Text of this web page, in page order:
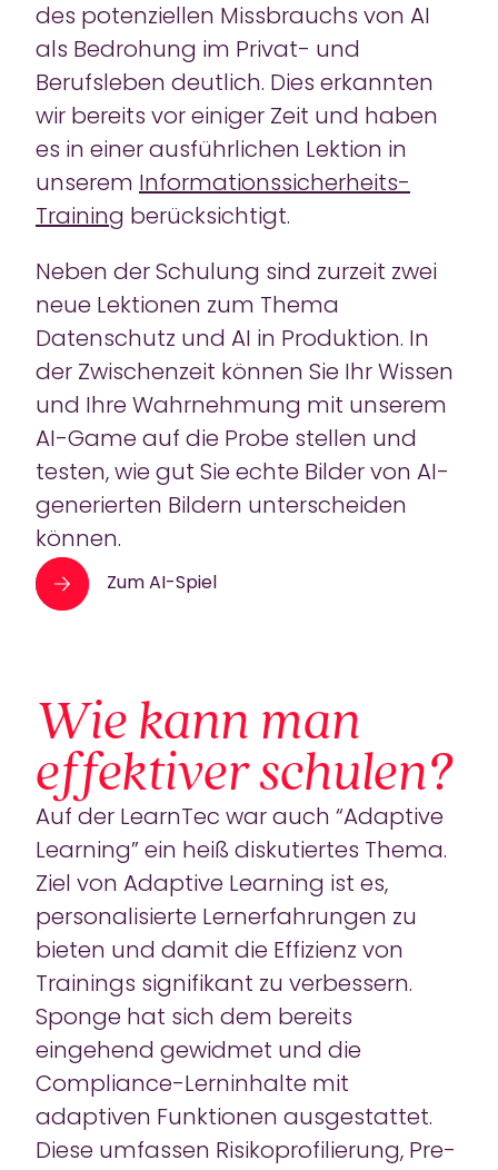
des potenziellen Missbrauchs von AI
als Bedrohung im Privat- und
Berufsleben deutlich. Dies erkannten
wir bereits vor einiger Zeit und haben
es in einer ausführlichen Lektion in
unserem Informationssicherheits-
Training berücksichtigt.
Neben der Schulung sind zurzeit zwei
neue Lektionen zum Thema
Datenschutz und AI in Produktion. In
der Zwischenzeit können Sie Ihr Wissen
und Ihre Wahrnehmung mit unserem
AI-Game auf die Probe stellen und
testen, wie gut Sie echte Bilder von AI-
generierten Bildern unterscheiden
können.
Zum AI-Spiel
Wie kann man
effektiver schulen?
Auf der LearnTec war auch “Adaptive
Learning” ein heiß diskutiertes Thema.
Ziel von Adaptive Learning ist es,
personalisierte Lernerfahrungen zu
bieten und damit die Effizienz von
Trainings signifikant zu verbessern.
Sponge hat sich dem bereits
eingehend gewidmet und die
Compliance-Lerninhalte mit
adaptiven Funktionen ausgestattet.
Diese umfassen Risikoprofilierung, Pre-